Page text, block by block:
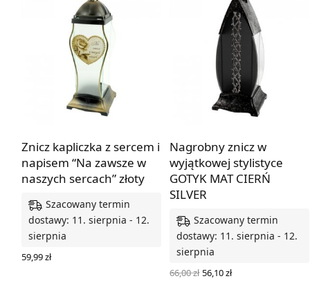
Znicz kapliczka z sercem i
napisem “Na zawsze w
naszych sercach” złoty
Szacowany termin
dostawy: 11. sierpnia - 12.
sierpnia
59,99zł
Nagrobny znicz w
wyjątkowej stylistyce
GOTYK MAT CIERŃ
SILVER
Szacowany termin
dostawy: 11. sierpnia - 12.
sierpnia
66,00zł Pierwotna
cena
56,10złAktualna